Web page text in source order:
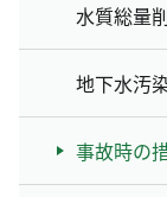
水質総量
地下水汚
事故時の